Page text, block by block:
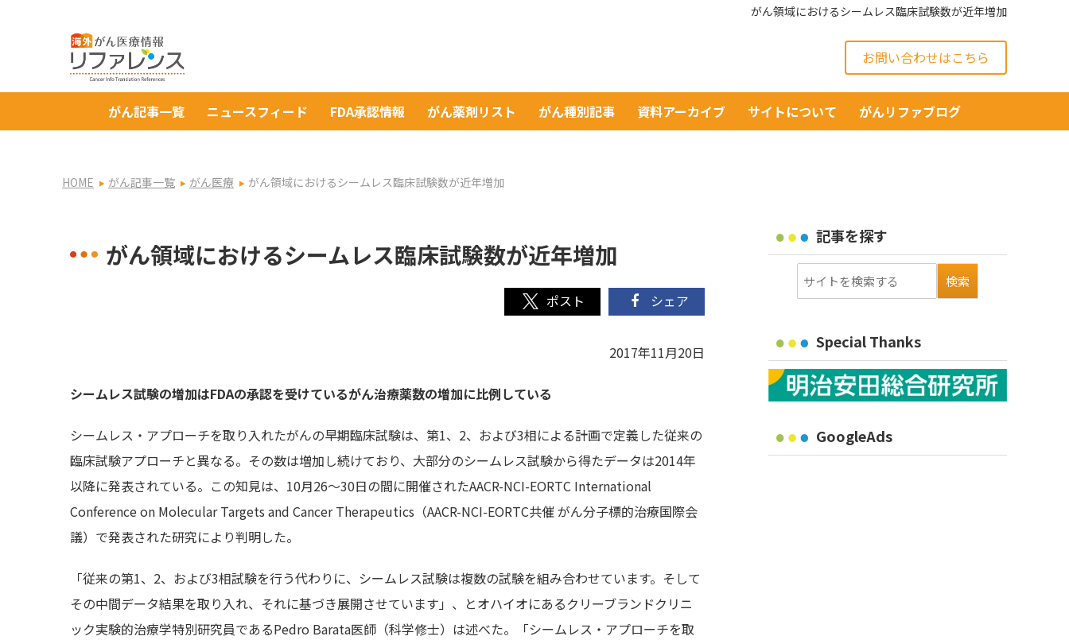
がん領域におけるシームレス臨床試験数が近年増加
お問い合わせはこちら
がん記事一覧 ニュースフィード FDA承認情報 がん薬剤リスト がん種別記事 資料アーカイブ サイトについて がんリファブログ
HOME がん記事一覧 がん医療 がん領域におけるシームレス臨床試験数が近年増加
がん領域におけるシームレス臨床試験数が近年増加
シェア
2017年11月20日
シームレス試験の増加はFDAの承認を受けているがん治療薬数の増加に比例している
シームレス・アプローチを取り入れたがんの早期臨床試験は、第1、2、および3相による計画で定義した従来の
臨床試験アプローチと異なる。その数は増加し続けており、大部分のシームレス試験から得たデータは2014年
以降に発表されている。この知見は、10月26～30日の間に開催されたAACR-NCI-EORTC International
Conference on Molecular Targets and Cancer Therapeutics（AACR-NCI-EORTC共催 がん分子標的治療国際会
議）で発表された研究により判明した。
「従来の第1、2、および3相試験を行う代わりに、シームレス試験は複数の試験を組み合わせています。そして
その中間データ結果を取り入れ、それに基づき展開させています」、とオハイオにあるクリーブランドクリニ
ック実験的治療学特別研究員であるPedro Barata医師（科学修士）は述べた。「シームレス・アプローチを取
記事を探す
Special Thanks
GoogleAds